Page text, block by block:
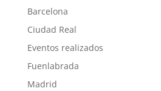
Barcelona
Ciudad Real
Eventos realizados
Fuenlabrada
Madrid